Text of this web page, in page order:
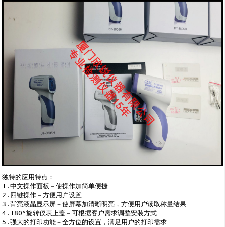
独特的应用特点：
1.中文操作面板－使操作加简单便捷
2.四键操作－方便用户设置
3.背亮液晶显示屏－使屏幕加清晰明亮，方便用户读取称量结果
4.180°旋转仪表上盖－可根据客户需求调整安装方式
5.强大的打印功能－全方位的设置，满足用户的打印需求